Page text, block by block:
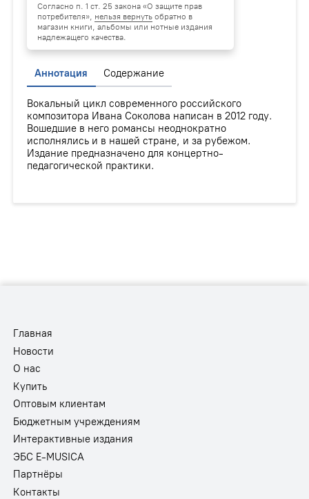
Согласно п. 1 ст. 25 закона «О защите прав
потребителя», нельзя вернуть обратно в
магазин книги, альбомы или нотные издания
надлежащего качества.
Аннотация Содержание
Вокальный цикл современного российского
композитора Ивана Соколова написан в 2012 году.
Вошедшие в него романсы неоднократно
исполнялись и в нашей стране, и за рубежом.
Издание предназначено для концертно-
педагогической практики.
Главная
Новости
О нас
Купить
Оптовым клиентам
Бюджетным учреждениям
Интерактивные издания
ЭБС E-MUSICA
Партнёры
Контакты